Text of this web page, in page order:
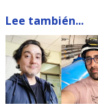
Lee también...